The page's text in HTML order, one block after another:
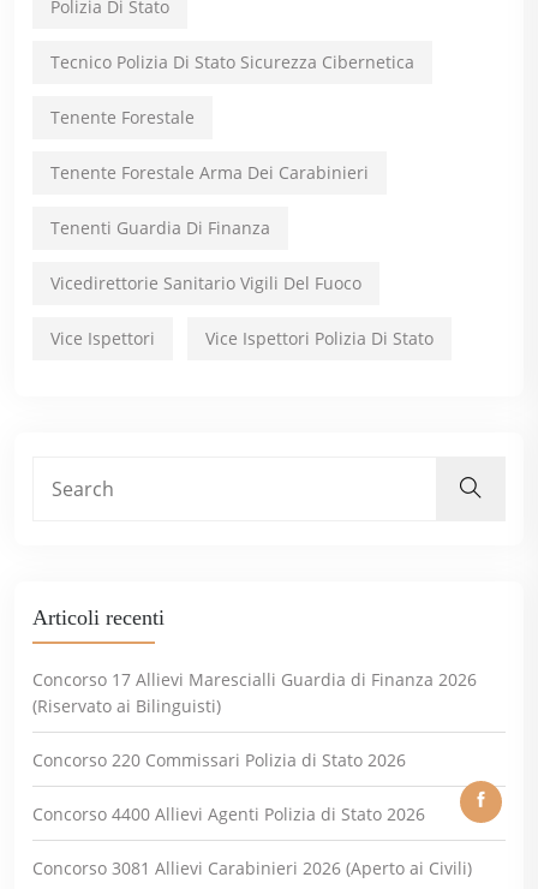
Polizia Di Stato
Tecnico Polizia Di Stato Sicurezza Cibernetica
Tenente Forestale
Tenente Forestale Arma Dei Carabinieri
Tenenti Guardia Di Finanza
Vicedirettorie Sanitario Vigili Del Fuoco
Vice Ispettori Vice Ispettori Polizia Di Stato
Articoli recenti
Concorso 17 Allievi Marescialli Guardia di Finanza 2026
(Riservato ai Bilinguisti)
Concorso 220 Commissari Polizia di Stato 2026
Concorso 4400 Allievi Agenti Polizia di Stato 2026
Concorso 3081 Allievi Carabinieri 2026 (Aperto ai Civili)